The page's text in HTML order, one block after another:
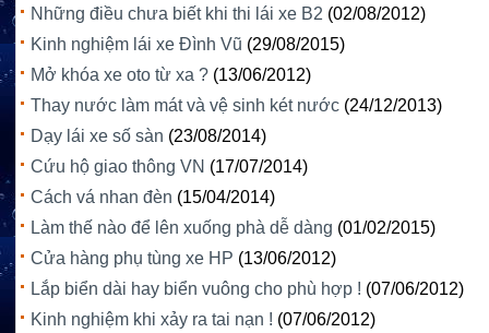
Những điều chưa biết khi thi lái xe B2 (02/08/2012)
Kinh nghiệm lái xe Đình Vũ (29/08/2015)
Mở khóa xe oto từ xa ? (13/06/2012)
Thay nước làm mát và vệ sinh két nước (24/12/2013)
Dạy lái xe số sàn (23/08/2014)
Cứu hộ giao thông VN (17/07/2014)
Cách vá nhan đèn (15/04/2014)
Làm thế nào để lên xuống phà dễ dàng (01/02/2015)
Cửa hàng phụ tùng xe HP (13/06/2012)
Lắp biển dài hay biển vuông cho phù hợp ! (07/06/2012)
Kinh nghiệm khi xảy ra tai nạn ! (07/06/2012)